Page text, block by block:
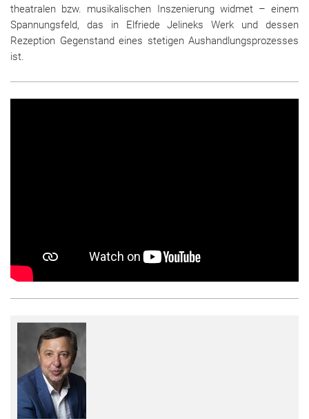
theatralen bzw. musikalischen Inszenierung widmet – einem
Spannungsfeld, das in Elfriede Jelineks Werk und dessen
Rezeption Gegenstand eines stetigen Aushandlungsprozesses
ist.